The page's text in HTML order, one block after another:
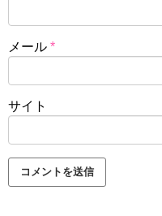
メール *
サイト